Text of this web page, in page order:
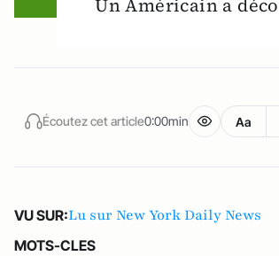
Un Américain a
Écoutez cet article0:00min Aa
VU SUR:Lu sur New York Daily News
MOTS-CLES